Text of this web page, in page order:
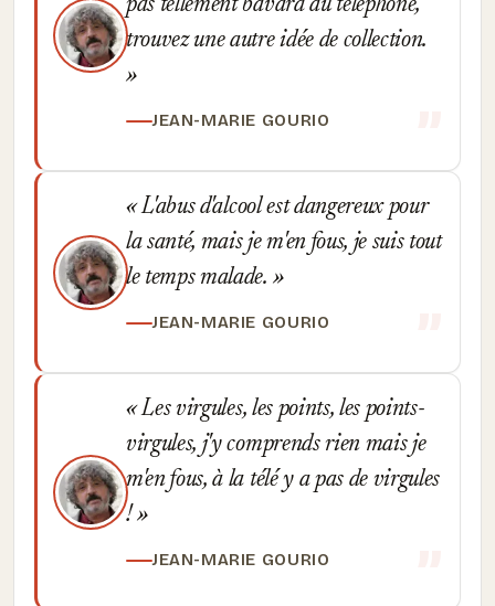
pas tellement bavard au téléphone,
trouvez une autre idée de collection.
JEAN-MARIE GOURIO
L'abus d'alcool est dangereux pour
la santé, mais je m'en fous, je suis tout
le temps malade.
JEAN-MARIE GOURIO
Les virgules, les points, les points-
virgules, j'y comprends rien mais je
m'en fous, à la télé y a pas de virgules
!
JEAN-MARIE GOURIO